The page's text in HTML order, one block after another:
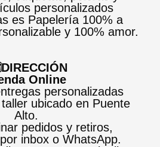
personalizados
es Papelería 100% a
y 100% amor.
Online
personalizadas
ubicado en Puente
Alto.
pedidos y retiros,
inbox o WhatsApp.